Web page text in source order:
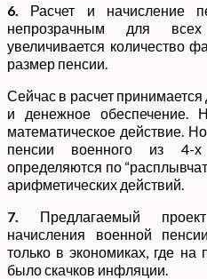
6. Расчет и начисление
непрозрачным для
увеличивается количество
размер пенсии.
Сейчас в расчет
и денежное обеспечение.
математическое действие.
пенсии военного из 4-х
определяются по
арифметических действий.
7. Предлагаемый
начисления военной
только в экономиках, где на
было скачков инфляции.